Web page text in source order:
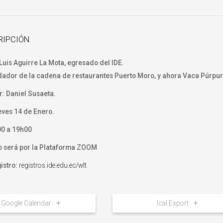
Aguirre La Mota, egresado del IDE.
de la cadena de restaurantes Puerto Moro, y ahora Vaca
Daniel Susaeta.
14 de Enero.
a 19h00
será por la Plataforma ZOOM
registros.ide.edu.ec/wlt
Google Calendar Ical Export